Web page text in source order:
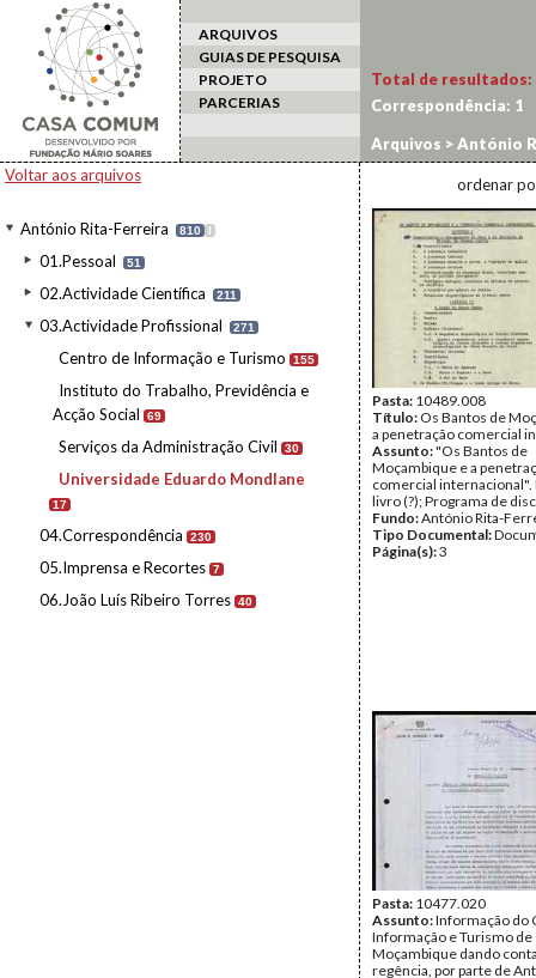
ARQUIVOS
GUIAS DE PESQUISA
PROJETO
PARCERIAS
Voltar aos arquivos
António Rita-Ferreira 810 I
01.Pessoal 51
02.Actividade Científica 211
03.Actividade Profissional 271
Centro de Informação e Turismo 155
Instituto do Trabalho, Previdência e
Acção Social
69
Serviços da Administração Civil 30
Universidade Eduardo Mondlane
17
04.Correspondência 230
05.Imprensa e Recortes 7
06.João Luís Ribeiro Torres 40
Total de resultados:
Correspondência: 1
Arquivos >António
ordenar
Pasta: 10489.008
Título: Os Bantos de
a penetração comercial
Assunto:"Os Bantos de
Moçambique e a
comercial internacional".
livro (?); Programa de
Fundo:António Rita-
Tipo Documental:
Página(s):3
Pasta: 10477.020
Assunto:Informação do
Informação e Turismo de
Moçambique dando
regência, por parte de